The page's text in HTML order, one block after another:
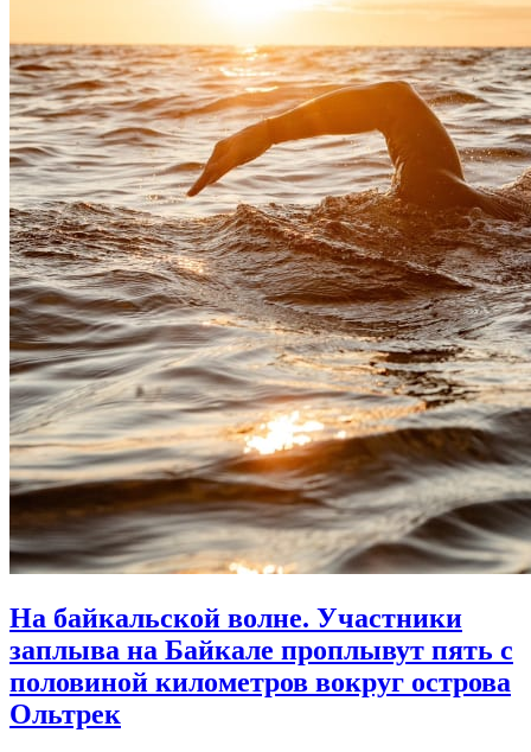
На байкальской волне. Участники
заплыва на Байкале проплывут пять с
половиной километров вокруг острова
Ольтрек